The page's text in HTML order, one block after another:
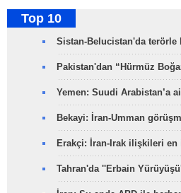
Top 10
Sistan-Belucistan'da terörle
Pakistan'dan “Hürmüz
Yemen: Suudi Arabistan’a
Bekayi: İran-Umman
Erakçi: İran-Irak ilişkileri en
Tahran'da ''Erbain